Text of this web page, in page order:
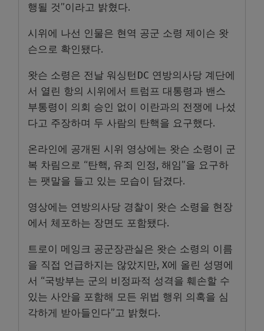
행될 것”이라고 밝혔다.
시위에 나선 인물은 현역 공군 소령 제이슨 왓
슨으로 확인됐다.
왓슨 소령은 전날 워싱턴DC 연방의사당 계단에
서 열린 항의 시위에서 트럼프 대통령과 밴스
부통령이 의회 승인 없이 이란과의 전쟁에 나섰
다고 주장하며 두 사람의 탄핵을 요구했다.
온라인에 공개된 시위 영상에는 왓슨 소령이 군
복 차림으로 “탄핵, 유죄 인정, 해임”을 요구하
는 팻말을 들고 있는 모습이 담겼다.
영상에는 연방의사당 경찰이 왓슨 소령을 현장
에서 체포하는 장면도 포함됐다.
트로이 메잉크 공군장관실은 왓슨 소령의 이름
을 직접 언급하지는 않았지만, X에 올린 성명에
서 “국방부는 군의 비정파적 성격을 훼손할 수
있는 사안을 포함해 모든 위법 행위 의혹을 심
각하게 받아들인다”고 밝혔다.